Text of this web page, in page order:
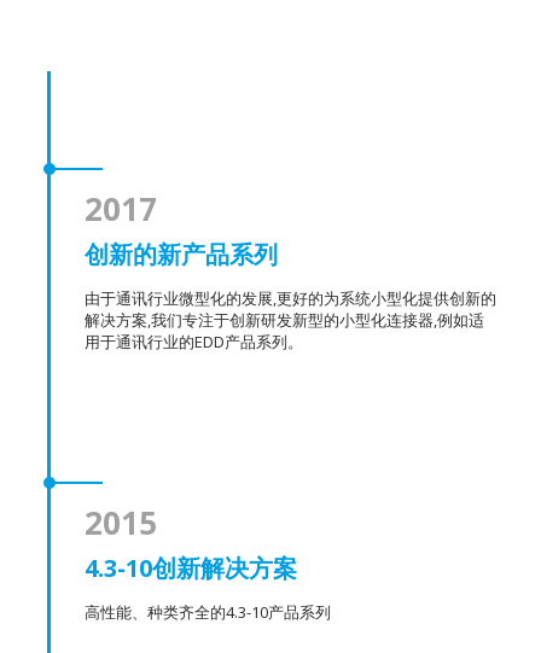
2017
创新的新产品系列
由于通讯行业微型化的发展,更好的为系统小型化提供创新的
解决方案,我们专注于创新研发新型的小型化连接器,例如适
用于通讯行业的EDD产品系列。
2015
4.3-10创新解决方案
高性能、种类齐全的4.3-10产品系列